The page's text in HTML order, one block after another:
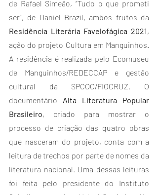
de Rafael Simeão, “Tudo o que prometi
Residência Literária Favelofágica 2021,
ação do projeto Cultura em Manguinhos.
A residência é realizada pelo Ecomuseu
de Manguinhos/REDECCAP e gestão
cultural da SPCOC/FIOCRUZ. O
documentário Alta Literatura Popular
Brasileiro, criado para mostrar o
processo de criação das quatro obras
que nasceram do projeto, conta com a
leitura de trechos por parte de nomes da
literatura nacional. Uma dessas leituras
foi feita pelo presidente do Instituto